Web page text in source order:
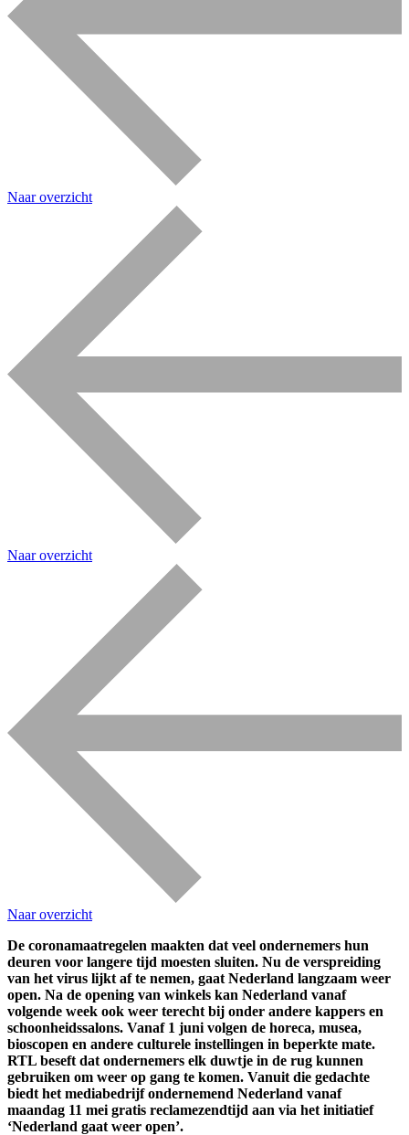
Naar overzicht
Naar overzicht
Naar overzicht
De coronamaatregelen maakten dat veel ondernemers hun
deuren voor langere tijd moesten sluiten. Nu de verspreiding
van het virus lijkt af te nemen, gaat Nederland langzaam weer
open. Na de opening van winkels kan Nederland vanaf
volgende week ook weer terecht bij onder andere kappers en
schoonheidssalons. Vanaf 1 juni volgen de horeca, musea,
bioscopen en andere culturele instellingen in beperkte mate.
RTL beseft dat ondernemers elk duwtje in de rug kunnen
gebruiken om weer op gang te komen. Vanuit die gedachte
biedt het mediabedrijf ondernemend Nederland vanaf
maandag 11 mei gratis reclamezendtijd aan via het initiatief
‘Nederland gaat weer open’.